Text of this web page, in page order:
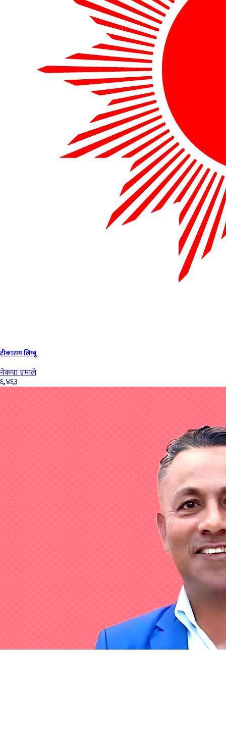
टीकाराम लिम्बू
नेकपा एमाले
६,४६३